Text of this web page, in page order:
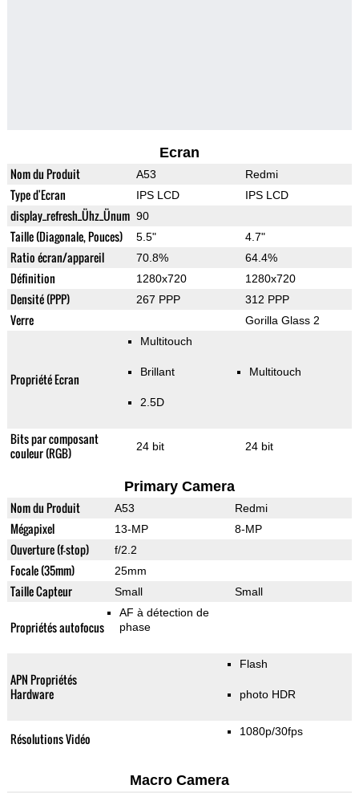
Ecran
Nom du Produit A53 Redmi
Type d'Ecran IPS LCD IPS LCD
display_refresh_Ühz_Ünum 90
Taille (Diagonale, Pouces) 5.5" 4.7"
Ratio écran/appareil 70.8% 64.4%
Définition 1280x720 1280x720
Densité (PPP) 267 PPP 312 PPP
Verre Gorilla Glass 2
Propriété Ecran
Multitouch
Brillant
2.5D
Multitouch
Bits par composant
couleur (RGB)
24 bit 24 bit
Primary Camera
Nom du Produit A53 Redmi
Mégapixel 13-MP 8-MP
Ouverture (f-stop) f/2.2
Focale (35mm) 25mm
Taille Capteur Small Small
Propriétés autofocus
AF à détection de
phase
APN Propriétés
Hardware
Flash
photo HDR
Résolutions Vidéo 1080p/30fps
Macro Camera